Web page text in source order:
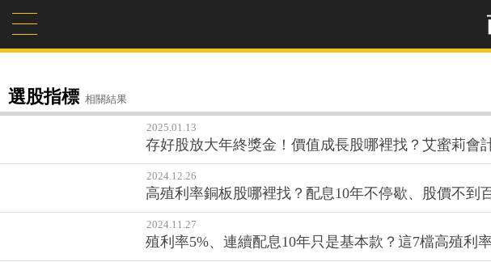
選股指標 相關結果
2025.01.13
存好股放大年終獎金！價值成長股哪裡找？艾蜜莉會
2024.12.26
高殖利率銅板股哪裡找？配息10年不停歇、股價不到
2024.11.27
殖利率5%、連續配息10年只是基本款？這7檔高殖利